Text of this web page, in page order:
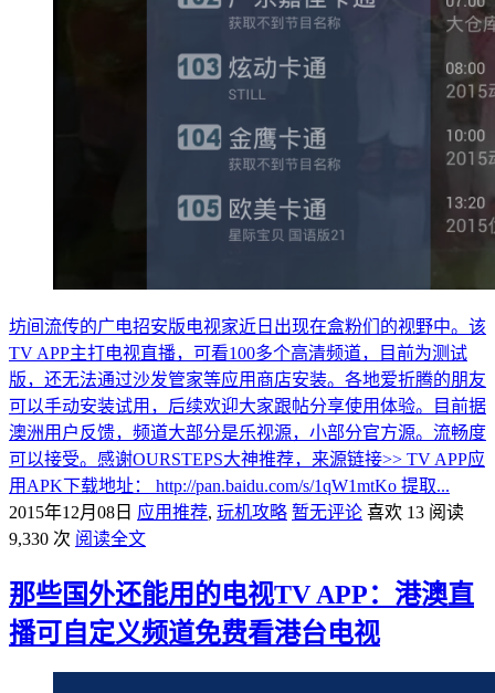
坊间流传的广电招安版电视家近日出现在盒粉们的视野中。该
TV APP主打电视直播，可看100多个高清频道，目前为测试
版，还无法通过沙发管家等应用商店安装。各地爱折腾的朋友
可以手动安装试用，后续欢迎大家跟帖分享使用体验。目前据
澳洲用户反馈，频道大部分是乐视源，小部分官方源。流畅度
可以接受。感谢OURSTEPS大神推荐，来源链接>> TV APP应
用APK下载地址： http://pan.baidu.com/s/1qW1mtKo 提取...
2015年12月08日 应用推荐, 玩机攻略 暂无评论 喜欢 13 阅读
9,330 次 阅读全文
那些国外还能用的电视TV APP：港澳直
播可自定义频道免费看港台电视